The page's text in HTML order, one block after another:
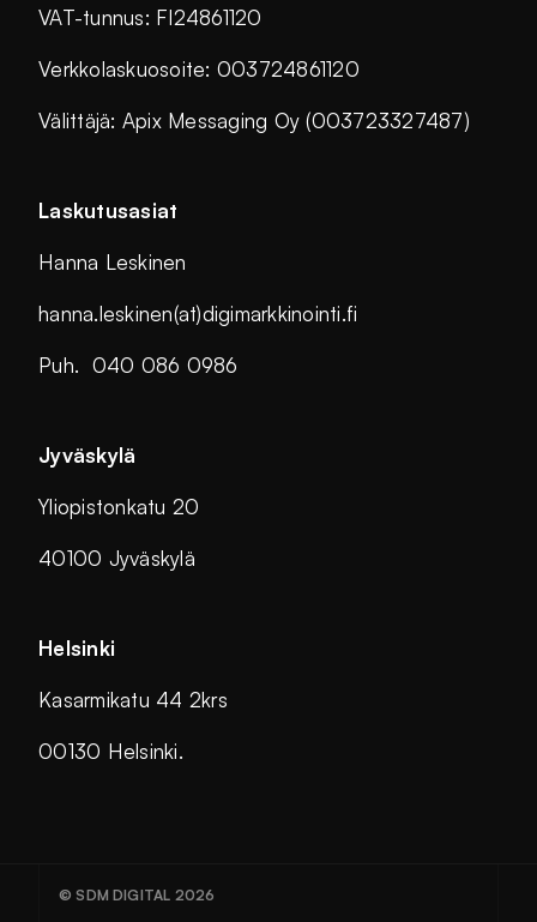
VAT-tunnus: FI24861120
Verkkolaskuosoite: 003724861120
Välittäjä: Apix Messaging Oy (003723327487)
Laskutusasiat
Hanna Leskinen
hanna.leskinen(at)digimarkkinointi.fi
Puh. 040 086 0986
Jyväskylä
Yliopistonkatu 20
40100 Jyväskylä
Helsinki
Kasarmikatu 44 2krs
00130 Helsinki.
© SDM DIGITAL 2026